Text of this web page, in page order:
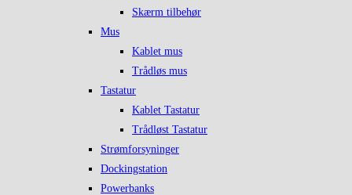
Skærm tilbehør
Mus
Kablet mus
Trådløs mus
Tastatur
Kablet Tastatur
Trådløst Tastatur
Strømforsyninger
Dockingstation
Powerbanks